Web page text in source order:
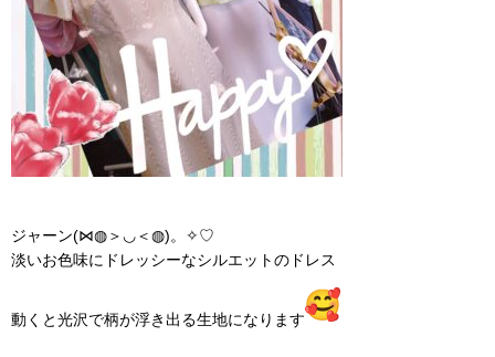
ジャーン(⋈◍＞◡＜◍)。✧♡
淡いお色味にドレッシーなシルエットのドレス
動くと光沢で柄が浮き出る生地になります